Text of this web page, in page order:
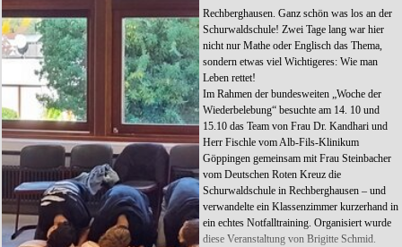
Rechberghausen. Ganz schön was los an der
Schurwaldschule! Zwei Tage lang war hier
nicht nur Mathe oder Englisch das Thema,
sondern etwas viel Wichtigeres: Wie man
Leben rettet!
Im Rahmen der bundesweiten „Woche der
Wiederbelebung“ besuchte am 14. 10 und
15.10 das Team von Frau Dr. Kandhari und
Herr Fischle vom Alb-Fils-Klinikum
Göppingen gemeinsam mit Frau Steinbacher
vom Deutschen Roten Kreuz die
Schurwaldschule in Rechberghausen – und
verwandelte ein Klassenzimmer kurzerhand in
ein echtes Notfalltraining. Organisiert wurde
diese Veranstaltung von Brigitte Schmid.